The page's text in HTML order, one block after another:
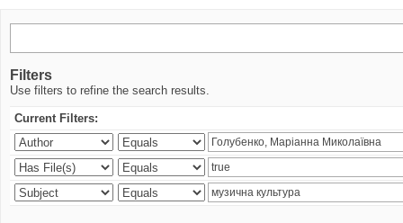
Filters
Use filters to refine the search results.
Current Filters: